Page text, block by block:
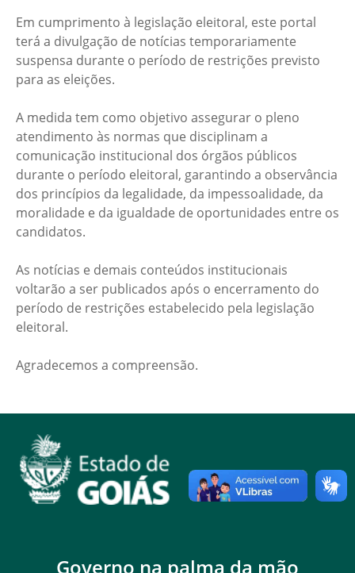
Em cumprimento à legislação eleitoral, este portal
terá a divulgação de notícias temporariamente
suspensa durante o período de restrições previsto
para as eleições.
A medida tem como objetivo assegurar o pleno
atendimento às normas que disciplinam a
comunicação institucional dos órgãos públicos
durante o período eleitoral, garantindo a observância
dos princípios da legalidade, da impessoalidade, da
moralidade e da igualdade de oportunidades entre os
candidatos.
As notícias e demais conteúdos institucionais
voltarão a ser publicados após o encerramento do
período de restrições estabelecido pela legislação
eleitoral.
Agradecemos a compreensão.
Governo na palma da mão